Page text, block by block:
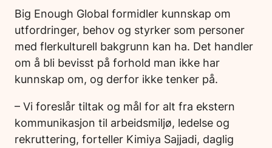
Big Enough Global formidler kunnskap om
utfordringer, behov og styrker som personer
med flerkulturell bakgrunn kan ha. Det handler
om å bli bevisst på forhold man ikke har
kunnskap om, og derfor ikke tenker på.
– Vi foreslår tiltak og mål for alt fra ekstern
kommunikasjon til arbeidsmiljø, ledelse og
rekruttering, forteller Kimiya Sajjadi, daglig